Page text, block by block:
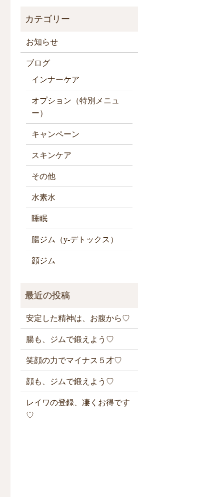
お知らせ
ブログ
インナーケア
オプション（特別メニュ
ー）
キャンペーン
スキンケア
その他
水素水
睡眠
腸ジム（y-デトックス）
顔ジム
安定した精神は、お腹から♡
腸も、ジムで鍛えよう♡
笑顔の力でマイナス５才♡
顔も、ジムで鍛えよう♡
レイワの登録、凄くお得です
♡